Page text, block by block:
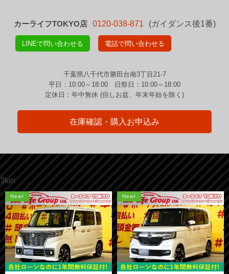
カーライフTOKYO店 0120-038-871 (ガイダンス後1番)
LINEで問い合わせる 電話で問い合わせる
千葉県八千代市勝田台南3丁目21-7
平日：10:00～18:00 日祭日：10:00～18:00
定休日：年中無休 (但しお盆、年末年始を除く)
在庫確認・購入お申込み
3kei
New! New!